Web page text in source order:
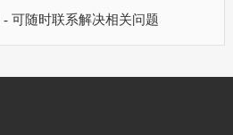
可随时联系解决相关问题